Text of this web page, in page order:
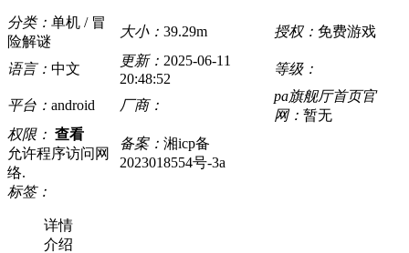
分类： 单机 / 冒
险解谜
大小： 39.29m 授权： 免费游戏
语言： 中文
更新： 2025-06-11
20:48:52
等级：
平台： android 厂商：
pa旗舰厅首页官
网： 暂无
权限： 查看
允许程序访问网
络.
备案： 湘icp备
2023018554号-3a
标签：
详情
介绍